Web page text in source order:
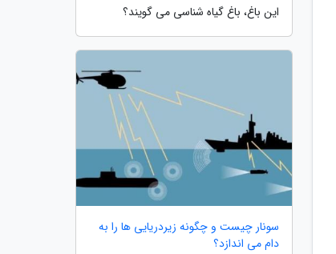
این باغ، باغ گیاه شناسی می گویند؟
سونار چیست و چگونه زیردریایی ها را به
دام می اندازد؟